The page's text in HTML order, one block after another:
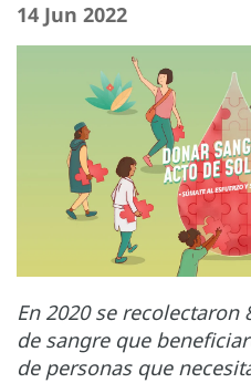
14 Jun 2022
En 2020 se
de sangre que
de personas que